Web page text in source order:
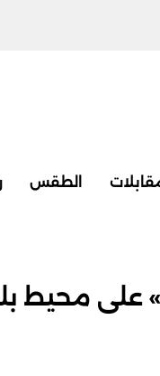
الطقس
محيط